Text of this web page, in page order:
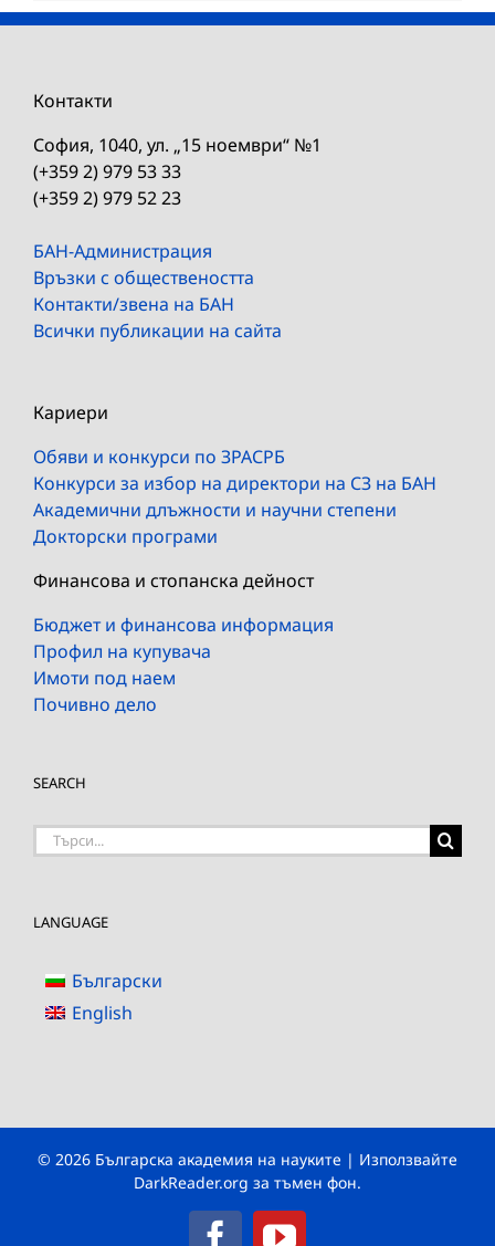
Контакти
София, 1040, ул. „15 ноември“ №1
(+359 2) 979 53 33
(+359 2) 979 52 23
БАН-Администрация
Връзки с обществеността
Контакти/звена на БАН
Всички публикации на сайта
Кариери
Обяви и конкурси по ЗРАСРБ
Конкурси за избор на директори на СЗ на БАН
Академични длъжности и научни степени
Докторски програми
Финансова и стопанска дейност
Бюджет и финансова информация
Профил на купувача
Имоти под наем
Почивно дело
SEARCH
Търсене
LANGUAGE
Български
English
© 2026 Българска академия на науките | Използвайте
DarkReader.org за тъмен фон.